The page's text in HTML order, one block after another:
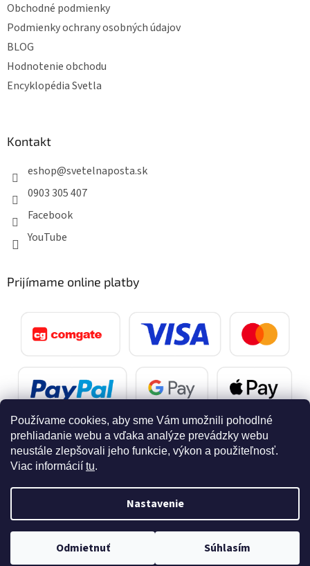
Používame cookies, aby sme Vám umožnili pohodlné
prehliadanie webu a vďaka analýze prevádzky webu
neustále zlepšovali jeho funkcie, výkon a použiteľnosť.
Viac informácií tu.
Nastavenie
Odmietnuť Súhlasím
Doprava zdarma pri nákupe nad 40 eur
Obchodné podmienky
Podmienky ochrany osobných údajov
BLOG
Hodnotenie obchodu
Encyklopédia Svetla
Kontakt
eshop@svetelnaposta.sk
0903 305 407
Facebook
YouTube
Prijímame online platby
Vytvoril Shoptet
Copyright 2026SvetelnaPosta.sk. Všetky práva vyhradené.
Upraviť nastavenie cookies